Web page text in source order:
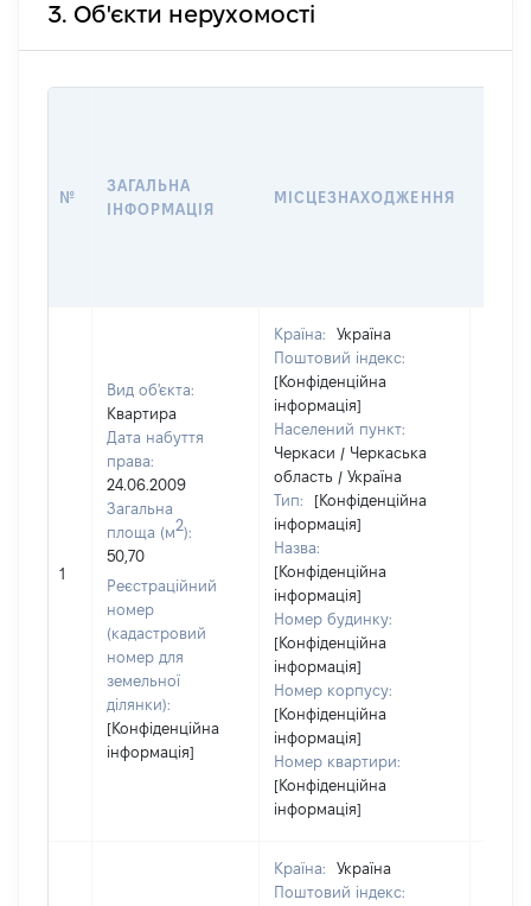
3. Об'єкти нерухомості
№
ЗАГАЛЬНА
ІНФОРМАЦІЯ
МІСЦЕЗНАХОДЖЕННЯ
1
Вид об'єкта:
Квартира
Дата набуття
права:
24.06.2009
Загальна
площа (м2):
50,70
Реєстраційний
номер
(кадастровий
номер для
земельної
ділянки):
[Конфіденційна
інформація]
Країна:
Україна
Поштовий індекс:
[Конфіденційна
інформація]
Населений пункт:
Черкаси / Черкаська
область / Україна
Тип:
[Конфіденційна
інформація]
Назва:
[Конфіденційна
інформація]
Номер будинку:
[Конфіденційна
інформація]
Номер корпусу:
[Конфіденційна
інформація]
Номер квартири:
[Конфіденційна
інформація]
Країна:
Україна
Поштовий індекс: